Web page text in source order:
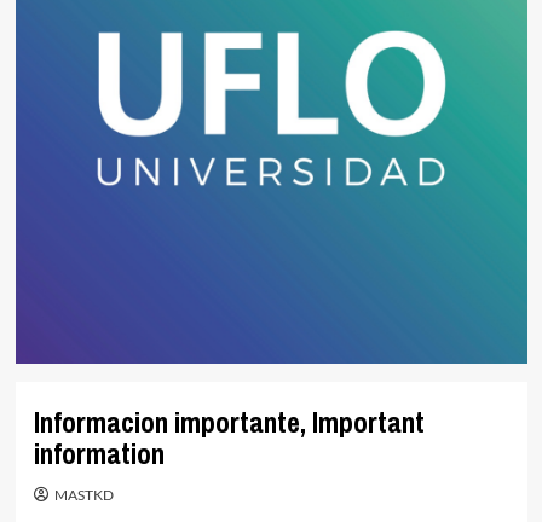
Informacion importante, Important
information
MASTKD